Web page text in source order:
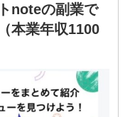
noteの副業で
本業年収1100